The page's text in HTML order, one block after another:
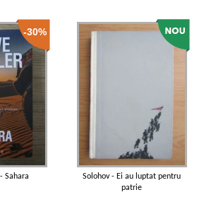
-30%
Sahara
Solohov - Ei au luptat pentru
patrie